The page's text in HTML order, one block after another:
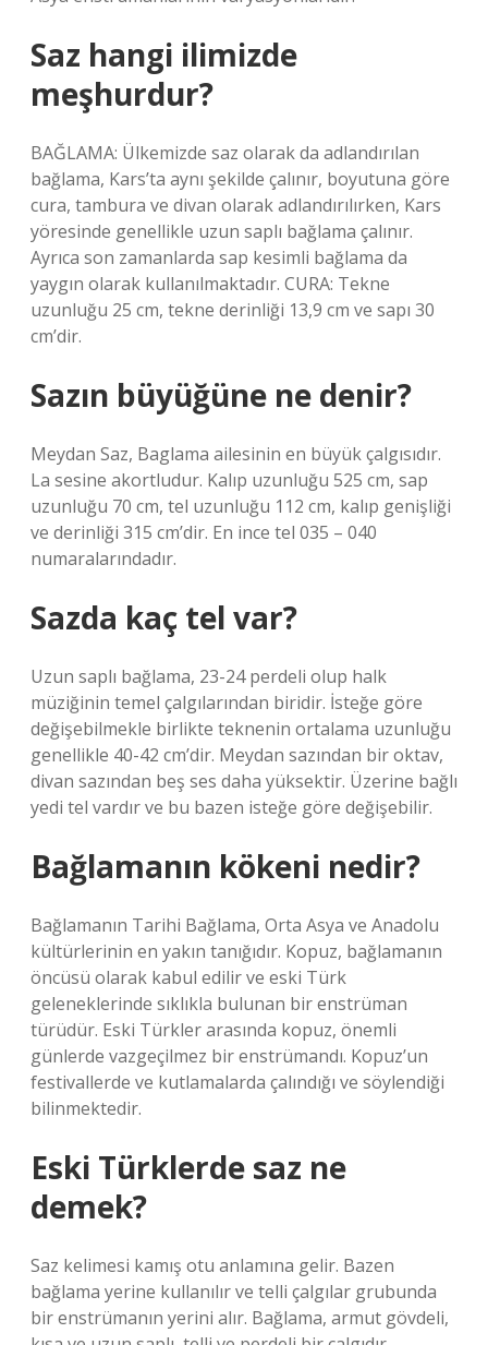
Saz hangi ilimizde
meşhurdur?
BAĞLAMA: Ülkemizde saz olarak da adlandırılan
bağlama, Kars’ta aynı şekilde çalınır, boyutuna göre
cura, tambura ve divan olarak adlandırılırken, Kars
yöresinde genellikle uzun saplı bağlama çalınır.
Ayrıca son zamanlarda sap kesimli bağlama da
yaygın olarak kullanılmaktadır. CURA: Tekne
uzunluğu 25 cm, tekne derinliği 13,9 cm ve sapı 30
cm’dir.
Sazın büyüğüne ne denir?
Meydan Saz, Baglama ailesinin en büyük çalgısıdır.
La sesine akortludur. Kalıp uzunluğu 525 cm, sap
uzunluğu 70 cm, tel uzunluğu 112 cm, kalıp genişliği
ve derinliği 315 cm’dir. En ince tel 035 – 040
numaralarındadır.
Sazda kaç tel var?
Uzun saplı bağlama, 23-24 perdeli olup halk
müziğinin temel çalgılarından biridir. İsteğe göre
değişebilmekle birlikte teknenin ortalama uzunluğu
genellikle 40-42 cm’dir. Meydan sazından bir oktav,
divan sazından beş ses daha yüksektir. Üzerine bağlı
yedi tel vardır ve bu bazen isteğe göre değişebilir.
Bağlamanın kökeni nedir?
Bağlamanın Tarihi Bağlama, Orta Asya ve Anadolu
kültürlerinin en yakın tanığıdır. Kopuz, bağlamanın
öncüsü olarak kabul edilir ve eski Türk
geleneklerinde sıklıkla bulunan bir enstrüman
türüdür. Eski Türkler arasında kopuz, önemli
günlerde vazgeçilmez bir enstrümandı. Kopuz’un
festivallerde ve kutlamalarda çalındığı ve söylendiği
bilinmektedir.
Eski Türklerde saz ne
demek?
Saz kelimesi kamış otu anlamına gelir. Bazen
bağlama yerine kullanılır ve telli çalgılar grubunda
bir enstrümanın yerini alır. Bağlama, armut gövdeli,